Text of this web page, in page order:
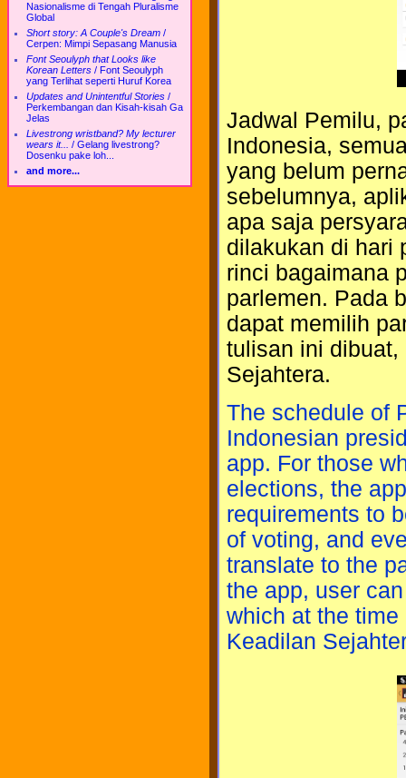
Nasionalisme di Tengah Pluralisme
Global
Short story: A Couple's Dream /
Cerpen: Mimpi Sepasang Manusia
Font Seoulyph that Looks like
Korean Letters / Font Seoulyph
yang Terlihat seperti Huruf Korea
Updates and Unintentful Stories /
Perkembangan dan Kisah-kisah Ga
Jelas
Livestrong wristband? My lecturer
wears it...
/ Gelang livestrong?
Dosenku pake loh...
and more...
Jadwal Pemilu,
Indonesia,
yang belum
sebelumnya,
apa saja
dilakukan di hari
rinci bagaimana
parlemen. Pada
dapat memilih
tulisan ini dibuat,
Sejahtera.
The schedule of
Indonesian
app. For those
elections, the
requirements to
of voting, and
translate to the
the app, user
which at the
Keadilan